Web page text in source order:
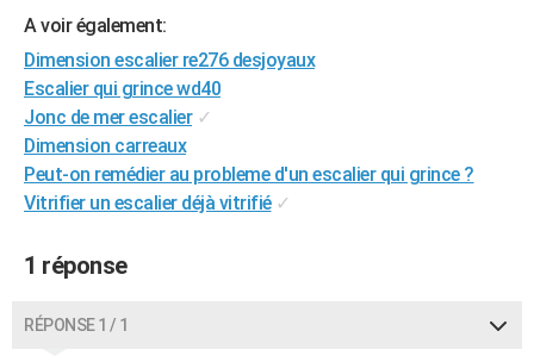
BONS PLANS
CARTE DE VOEUX
Carte de Noël
Carte Bonne année
Carte Saint-Valentin
Carte Pâques
Carte d'anniversaire
DICTIONNAIRE
COPAINS D'AVANT
S'inscrire
Se connecter
Lycées
Collèges
Primaires
Universités
Entreprises
Service militaire
Avis de recherche
AVIS DE DÉCÈS
A voir également:
Dimension escalier re276 desjoyaux
Escalier qui grince wd40
Jonc de mer escalier ✓
Dimension carreaux
Peut-on remédier au probleme d'un escalier qui grince ?
Vitrifier un escalier déjà vitrifié ✓
1 réponse
RÉPONSE 1 / 1